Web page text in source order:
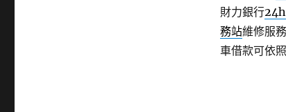
財力銀行
務站維修服
車借款可依